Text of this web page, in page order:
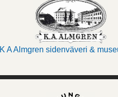
K A Almgren sidenväveri &